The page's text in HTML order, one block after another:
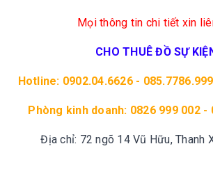
Mọi thông tin chi tiết xin
CHO THUÊ ĐỒ SỰ
Hotline: 0902.04.6626 -
Phòng kinh doanh: 0826 999 002 -
Địa chỉ: 72 ngõ 14 Vũ Hữu, Thanh